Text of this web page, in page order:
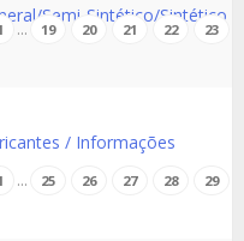
Semi-Sintético/Sintético
… 19 20 21 22 23
/ Informações
… 25 26 27 28 29